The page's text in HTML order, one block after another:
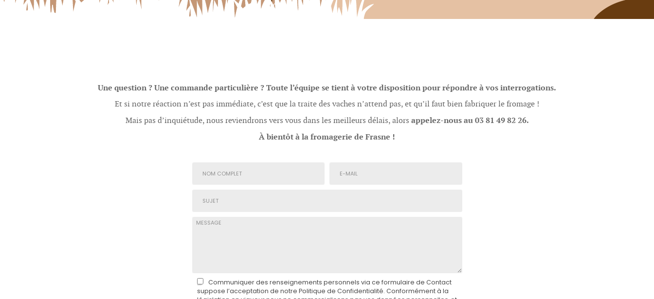
Une question ? Une commande particulière ? Toute l’équipe se tient à votre disposition pour répondre à vos interrogations.
Et si notre réaction n’est pas immédiate, c’est que la traite des vaches n’attend pas, et qu’il faut bien fabriquer le fromage !
Mais pas d’inquiétude, nous reviendrons vers vous dans les meilleurs délais, alors appelez-nous au 03 81 49 82 26.
À bientôt à la fromagerie de Frasne !
Communiquer des renseignements personnels via ce formulaire de Contact
suppose l’acceptation de notre Politique de Confidentialité. Conformément à la